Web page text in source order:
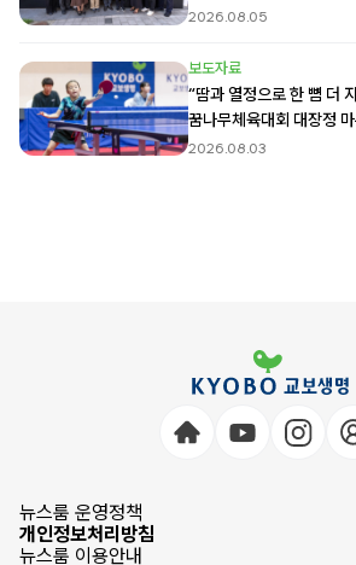
2026.08.05
보도자료
“땀과 열정으로 한 뼘 더
꿈나무체육대회 대장정 마
2026.08.03
뉴스룸 운영정책
개인정보처리방침
뉴스룸 이용안내